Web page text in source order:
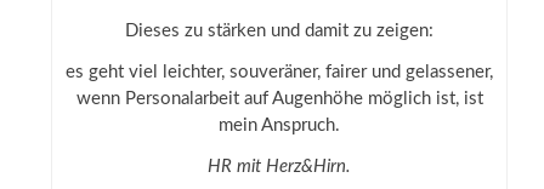
Dieses zu stärken und damit zu zeigen:
es geht viel leichter, souveräner, fairer und gelassener,
wenn Personalarbeit auf Augenhöhe möglich ist, ist
mein Anspruch.
HR mit Herz&Hirn.